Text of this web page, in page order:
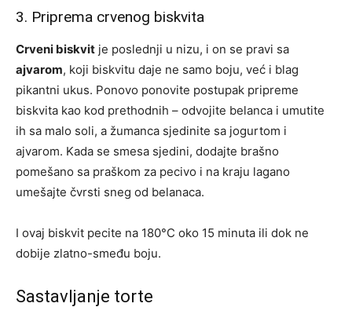
3. Priprema crvenog biskvita
Crveni biskvit je poslednji u nizu, i on se pravi sa
ajvarom, koji biskvitu daje ne samo boju, već i blag
pikantni ukus. Ponovo ponovite postupak pripreme
biskvita kao kod prethodnih – odvojite belanca i umutite
ih sa malo soli, a žumanca sjedinite sa jogurtom i
ajvarom. Kada se smesa sjedini, dodajte brašno
pomešano sa praškom za pecivo i na kraju lagano
umešajte čvrsti sneg od belanaca.
I ovaj biskvit pecite na 180°C oko 15 minuta ili dok ne
dobije zlatno-smeđu boju.
Sastavljanje torte